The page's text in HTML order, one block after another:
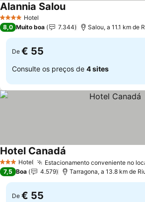
4 EstrelasHotel
Alannia SalouVer preços
8,0 Muito boa 7.344 Salou, a 11.1 km de
De € 55
Consulte os preços de 4 sites
3 EstrelasHotel Estacionamento conveniente no
Hotel Canadá
7,5 Boa 4.579 Tarragona, a 13.8 km de
De € 55